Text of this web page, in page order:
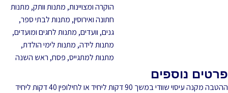
הוקרה ומצויינות, מתנות וותק, מתנות
חתונה ואירוסין, מתנות לבתי ספר,
גנים, וועדים, מתנות לחגים ומועדים,
מתנות לידה, מתנות לימי הולדת,
מתנות למתגייס, פסח, ראש השנה
פרטים נוספים
ההטבה מקנה עיסוי שוודי במשך 90 דקות ליחיד או לחילופין 40 דקות ליחיד